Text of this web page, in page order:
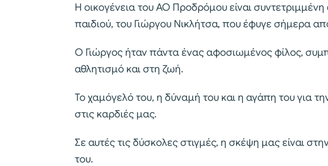
Η οικογένεια του ΑΟ Προδρόμου είναι
παιδιού, του Γιώργου Νικλήτσα, που έφυγε σήμερα
Ο Γιώργος ήταν πάντα ένας αφοσιωμένος φίλος,
αθλητισμό και στη ζωή.
Το χαμόγελό του, η δύναμή του και η αγάπη του για
στις καρδιές μας.
Σε αυτές τις δύσκολες στιγμές, η σκέψη μας είναι
του.